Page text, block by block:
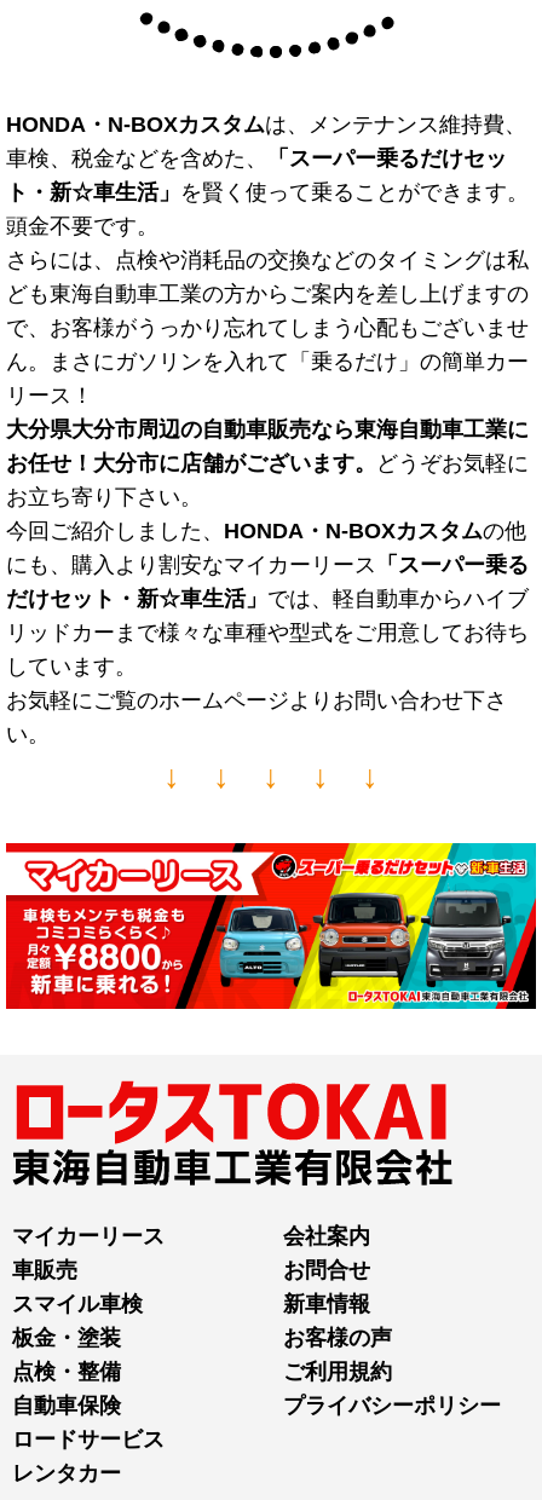
HONDA・N-BOXカスタムは、メンテナンス維持費、
車検、税金などを含めた、
「スーパー乗るだけセッ
ト・新☆車生活」 を賢く使って乗ることができます。
頭金不要です。
さらには、点検や消耗品の交換などのタイミングは私
ども東海自動車工業の方からご案内を差し上げますの
で、お客様がうっかり忘れてしまう心配もございませ
ん。まさにガソリンを入れて「乗るだけ」の簡単カー
リース！
大分県大分市周辺の自動車販売なら東海自動車工業に
お任せ！大分市に店舗がございます。 どうぞお気軽に
お立ち寄り下さい。
今回ご紹介しました、 HONDA・N-BOXカスタムの他
にも、購入より割安なマイカーリース 「スーパー乗る
だけセット・新☆車生活」 では、軽自動車からハイブ
リッドカーまで様々な車種や型式をご用意してお待ち
しています。
お気軽にご覧のホームページよりお問い合わせ下さ
い。
↓ ↓ ↓ ↓ ↓
マイカーリース
車販売
スマイル車検
板金・塗装
点検・整備
自動車保険
ロードサービス
レンタカー
会社案内
お問合せ
新車情報
お客様の声
ご利用規約
プライバシーポリシー